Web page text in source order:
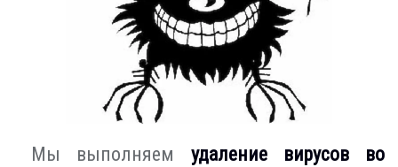
Мы выполняем удаление вирусов во